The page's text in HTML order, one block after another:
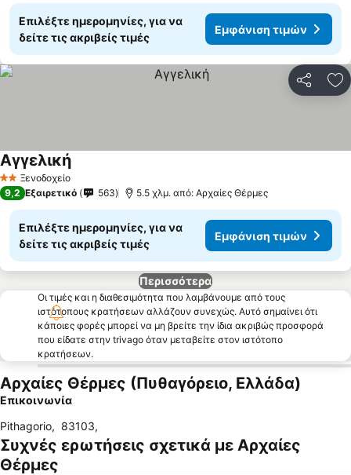
Επιλέξτε ημερομηνίες, για να
δείτε τις ακριβείς τιμές
Εμφάνιση τιμών
2 ΑστέριαΞενοδοχείο
Αγγελική
9,2 Εξαιρετικό 563 5.5 χλμ. από: Αρχαίες Θέρμες
Επιλέξτε ημερομηνίες, για να
δείτε τις ακριβείς τιμές
Εμφάνιση τιμών
Περισσότερα
Οι τιμές και η διαθεσιμότητα που λαμβάνουμε από τους
ιστότοπους κρατήσεων αλλάζουν συνεχώς. Αυτό σημαίνει ότι
κάποιες φορές μπορεί να μη βρείτε την ίδια ακριβώς προσφορά
που είδατε στην trivago όταν μεταβείτε στον ιστότοπο
κρατήσεων.
Αρχαίες Θέρμες (Πυθαγόρειο, Ελλάδα)
Επικοινωνία
Pithagorio, 83103,
Συχνές ερωτήσεις σχετικά με Αρχαίες
Θέρμες